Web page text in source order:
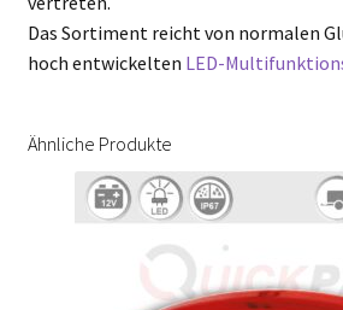
Das Sortiment reicht von normalen
hoch entwickelten LED-
Ähnliche Produkte